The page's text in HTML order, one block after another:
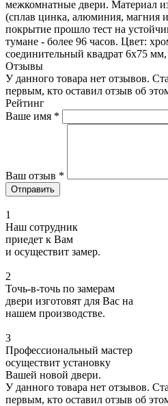
межкомнатные двери. Материал
(сплав цинка, алюминия, магния
покрытие прошло тест на
тумане - более 96 часов. Цвет:
соединительный квадрат 6x75
Отзывы
У данного товара нет отзывов.
первым, кто оставил отзыв об
Рейтинг
Ваше имя *
Ваш отзыв *
1
Наш сотрудник
приедет к Вам
и осуществит замер.
2
Точь-в-точь по замерам
двери изготовят для Вас на
нашем производстве.
3
Профессиональный мастер
осуществит установку
Вашей новой двери.
У данного товара нет отзывов.
первым, кто оставил отзыв об